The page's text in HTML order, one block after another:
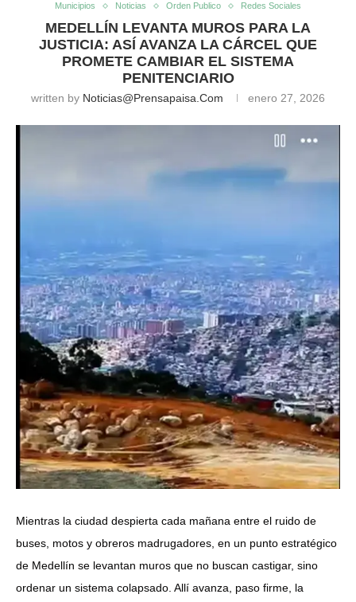
Municipios
Noticias Orden Publico Redes Sociales
MEDELLÍN LEVANTA MUROS PARA LA
JUSTICIA: ASÍ AVANZA LA CÁRCEL QUE
PROMETE CAMBIAR EL SISTEMA
PENITENCIARIO
written by Noticias@prensapaisa.com enero 27, 2026
Mientras la ciudad despierta cada mañana entre el ruido de
buses, motos y obreros madrugadores, en un punto estratégico
de Medellín se levantan muros que no buscan castigar, sino
ordenar un sistema colapsado. Allí avanza, paso firme, la